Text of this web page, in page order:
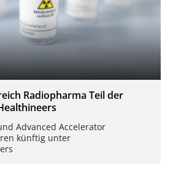
Radiopharma Teil der
Advanced Accelerator
künftig unter